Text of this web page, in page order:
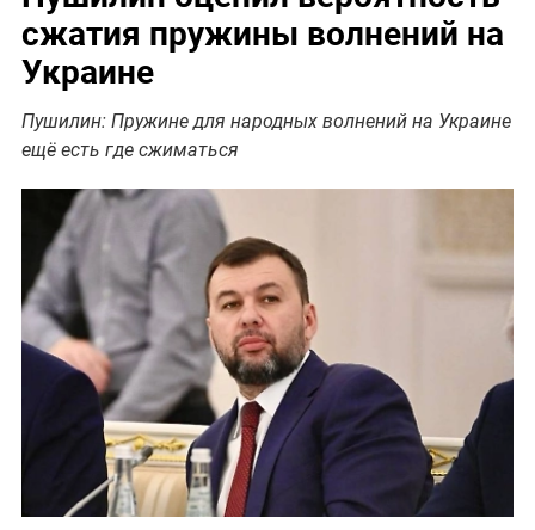
сжатия пружины волнений на
Украине
Пушилин: Пружине для народных волнений на Украине
ещё есть где сжиматься